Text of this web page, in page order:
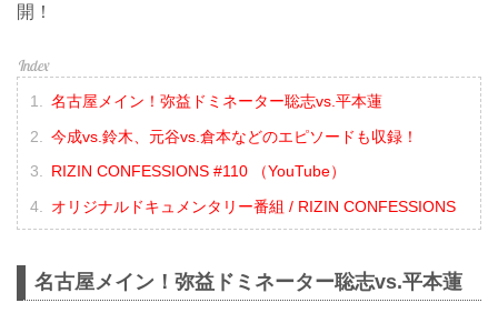
開！
名古屋メイン！弥益ドミネーター聡志vs.平本蓮
今成vs.鈴木、元谷vs.倉本などのエピソードも収録！
RIZIN CONFESSIONS #110 （YouTube）
オリジナルドキュメンタリー番組 / RIZIN CONFESSIONS
名古屋メイン！弥益ドミネーター聡志vs.平本蓮